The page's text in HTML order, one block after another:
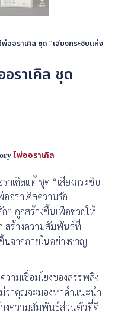
พ่ออราเคิล ชุด “เสียงกระซิบแห่ง
ราเคิล ชุด
ไพ่ออราเคิล
าเคิลแท้ ชุด “เสียงกระซิบ
อราเคิลความรัก
” ถูกสร้างขึ้นเพื่อช่วยให้
สร้างความสัมพันธ์ที่
นจากภายในอย่างชาญ
ามเชื่อมโยงของสรรพสิ่ง
ว่าคุณจะมองหาคำแนะนำ
งความสัมพันธ์ส่วนตัวที่ดี